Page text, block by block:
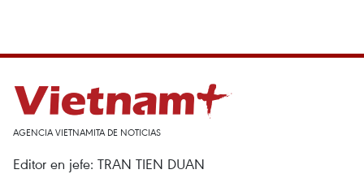
AGENCIA VIETNAMITA DE NOTICIAS
Editor en jefe: TRAN TIEN DUAN